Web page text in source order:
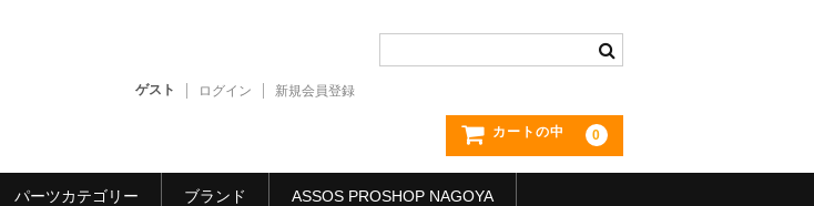
ゲスト ログイン 新規会員登録
カートの中 0
パーツカテゴリー ブランド ASSOS PROSHOP NAGOYA